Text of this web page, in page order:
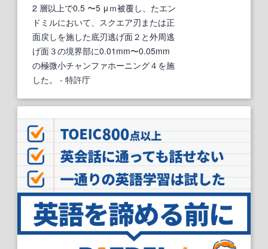
2 層以上で0.5 〜5 μｍ被覆し、たエン
ドミルにおいて、スクエア刃または正
面戻しを施した底刃逃げ面２と外周逃
げ面３の境界部に0.01mm〜0.05mm
の極微小チャンファホーニング４を施
した。
- 特許庁